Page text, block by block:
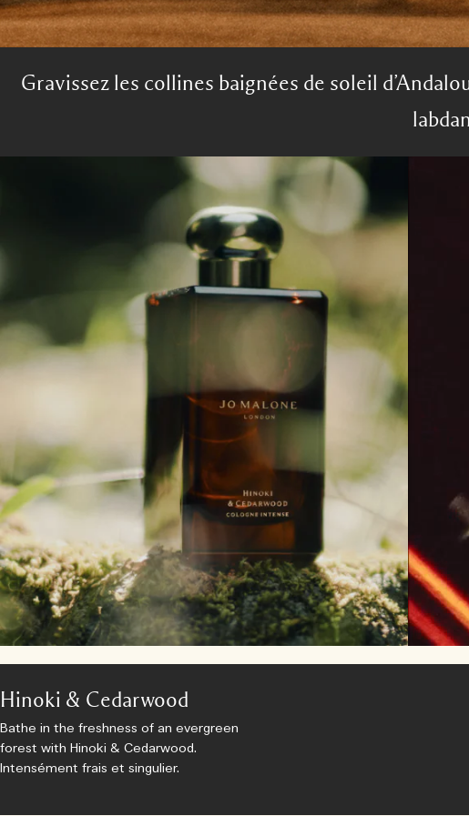
Gravissez les collines baignées de soleil
Hinoki & Cedarwood
Bathe in the freshness of an evergreen
forest with Hinoki & Cedarwood.
Intensément frais et singulier.